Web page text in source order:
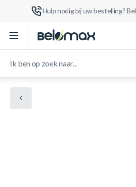
Hulp nodig bij uw bestelling? Bel
Ga naar de inhoud